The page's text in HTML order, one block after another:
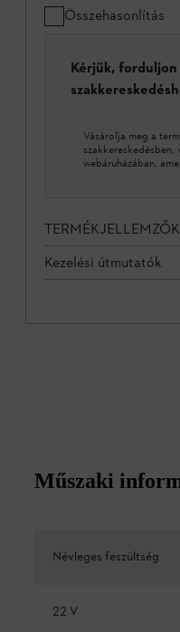
Összehasonlítás
Kérjük,
Vásárolja meg a
szakkereskedésben,
webáruházában,
TERMÉKJELLEMZŐK
Kezelési útmutatók
Műszaki
Névleges feszültség
22 V